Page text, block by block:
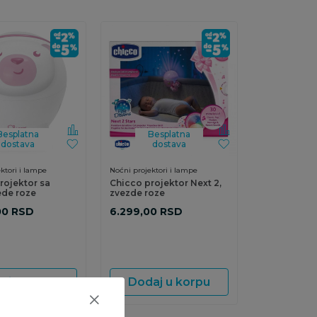
dostava
i lampe
sa
roze
RSD
u korpu
Besplatna
dostava
Noćni projektori i lampe
Chicco projektor Next 2,
zvezde roze
6.299,00 RSD
Dodaj u korpu